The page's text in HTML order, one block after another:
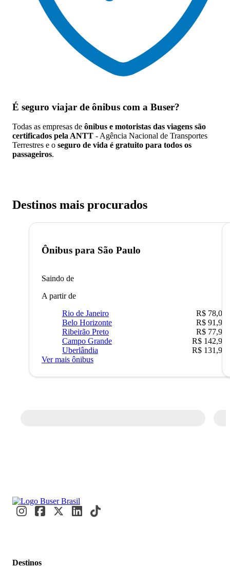
É seguro viajar de ônibus com a Buser?
Todas as empresas de ônibus e motoristas das viagens são
certificados pela ANTT - Agência Nacional de Transportes
Terrestres e o seguro de vida é gratuito para todos os
passageiros.
Destinos mais procurados
Ônibus para São Paulo
Saindo de
A partir de
Rio de Janeiro
R$ 78,02
Belo Horizonte
R$ 91,90
Ribeirão Preto
R$ 77,90
Campo Grande
R$ 142,90
Uberlândia
R$ 131,90
Ver mais ônibus
Destinos